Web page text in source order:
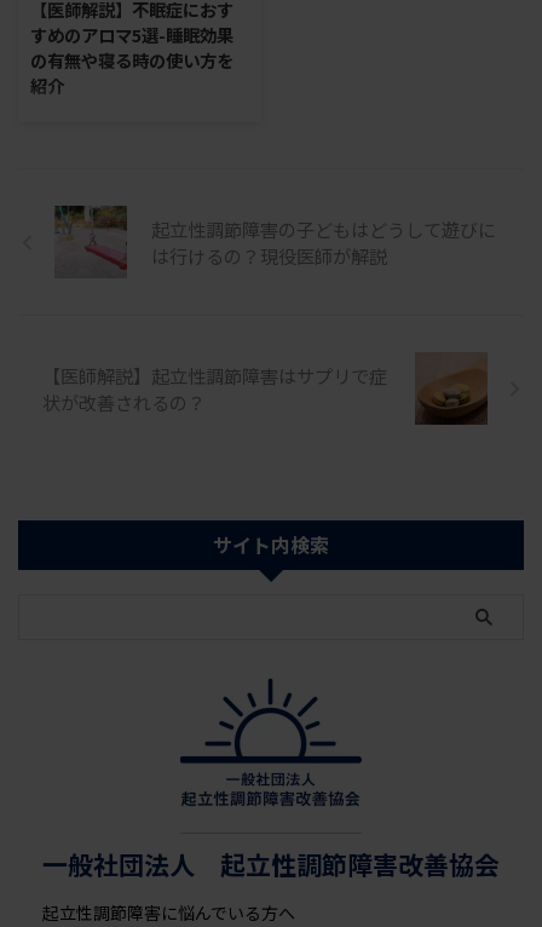
ない、好き嫌いが多いといった状
態が続くと、タンパク質を含む栄
養素を十分に摂れない場合があり
ます。 起立性調節障害の子ども
【医師解説】不眠症におす
すめのアロマ5選-睡眠効果
の有無や寝る時の使い方を
紹介
一般社団法人 起立性調節障害改
善協会 不眠症はアロマで手軽に
解消できるって本当？ 眠れない
労感が残り、日中の眠気や集中力
の低下などにつながることがあり
起立性調節障害の子どもはどうして遊びに
は行けるの？現役医師が解説
【医師解説】起立性調節障害はサプリで症
状が改善されるの？
サイト内検索
一般社団法人 起立性調節障害改善協会
起立性調節障害に悩んでいる方へ